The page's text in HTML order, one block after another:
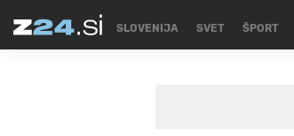
SLOVENIJA SVET ŠPORT